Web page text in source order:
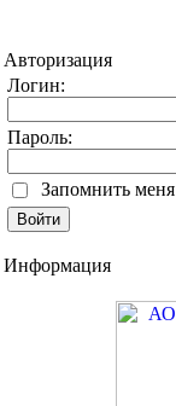
Авторизация
Логин:
Пароль:
Запомнить меня
Информация